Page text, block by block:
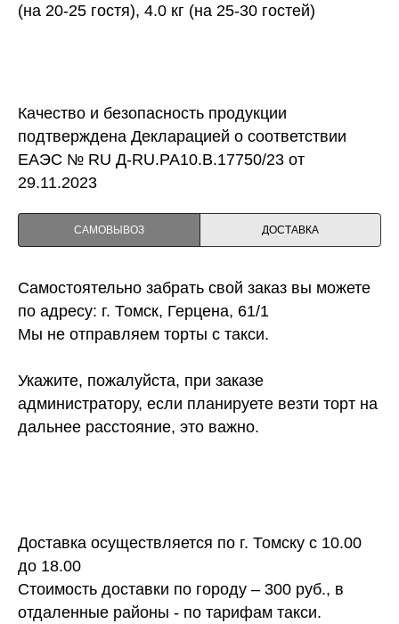
(на 20-25 гостя), 4.0 кг (на 25-30 гостей)
Качество и безопасность продукции
подтверждена Декларацией о соответствии
ЕАЭС № RU Д-RU.PA10.B.17750/23 от
29.11.2023
САМОВЫВОЗ ДОСТАВКА
Самостоятельно забрать свой заказ вы можете
по адресу: г. Томск, Герцена, 61/1
Мы не отправляем торты с такси.
Укажите, пожалуйста, при заказе
администратору, если планируете везти торт на
дальнее расстояние, это важно.
Доставка осуществляется по г. Томску с 10.00
до 18.00
Стоимость доставки по городу – 300 руб., в
отдаленные районы - по тарифам такси.